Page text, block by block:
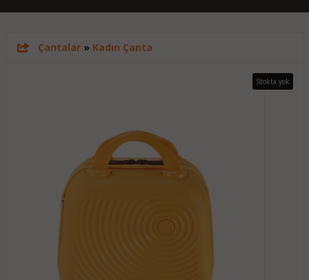
Çantalar» Kadın Çanta
Stokta yok